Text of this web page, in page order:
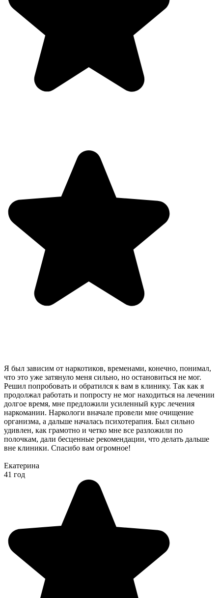
Я был зависим от наркотиков, временами, конечно, понимал,
что это уже затянуло меня сильно, но остановиться не мог.
Решил попробовать и обратился к вам в клинику. Так как я
продолжал работать и попросту не мог находиться на лечении
долгое время, мне предложили усиленный курс лечения
наркомании. Наркологи вначале провели мне очищение
организма, а дальше началась психотерапия. Был сильно
удивлен, как грамотно и четко мне все разложили по
полочкам, дали бесценные рекомендации, что делать дальше
вне клиники. Спасибо вам огромное!
Екатерина
41 год